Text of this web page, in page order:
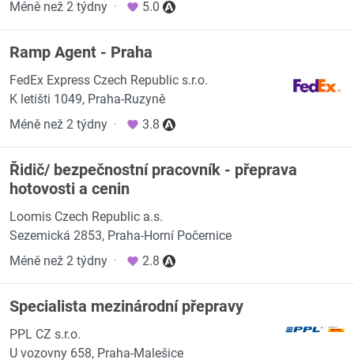
Méně než 2 týdny · 5.0
Ramp Agent - Praha
FedEx Express Czech Republic s.r.o.
K letišti 1049, Praha-Ruzyně
Méně než 2 týdny · 3.8
Řidič/ bezpečnostní pracovník - přeprava
hotovosti a cenin
Loomis Czech Republic a.s.
Sezemická 2853, Praha-Horní Počernice
Méně než 2 týdny · 2.8
Specialista mezinárodní přepravy
PPL CZ s.r.o.
U vozovny 658, Praha-Malešice